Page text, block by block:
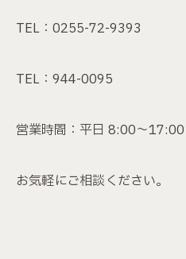
TEL：0255-72-9393
TEL：944-0095
営業時間：平日 8:00〜17:00
お気軽にご相談ください。